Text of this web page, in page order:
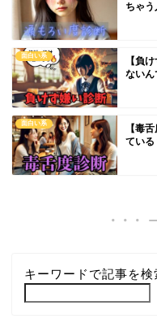
ちゃう
面白い系
【負
ないん
面白い系
【毒
ている
キーワードで記事を検